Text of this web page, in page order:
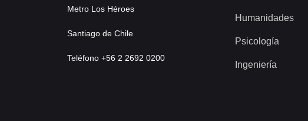
Metro Los Héroes
Santiago de Chile
Teléfono +56 2 2692 0200
Humanidades
Psicología
Ingeniería